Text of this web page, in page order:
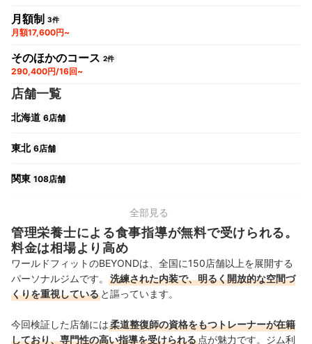
月額制 3件
月額17,600円~
そのほかのコース 2件
290,400円/16回~
店舗一覧
北海道 6店舗
東北 6店舗
関東 108店舗
関西 19店舗
中国・四国 5店舗
九州・沖縄 9店舗
全部見る
管理栄養士による食事指導が無料で受けられる。
料金は相場より高め
ワールドフィットのBEYONDは、全国に150店舗以上を展開する
パーソナルジムです。
洗練された内装で、明るく開放的な空間づ
くりを重視している と謳っています。
今回検証した店舗には柔道整復師の資格をもつトレーナーが在籍
しており、専門性の高い指導を受けられる 点が魅力です。ジム利